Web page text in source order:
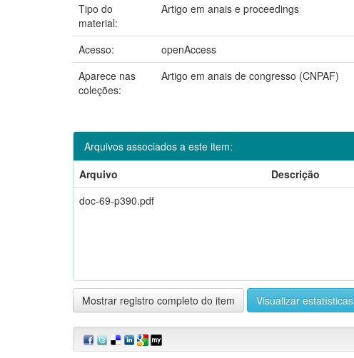
Tipo do
material:
Artigo em anais e proceedings
Acesso:
openAccess
Aparece nas
coleções:
Artigo em anais de congresso (CNPAF)
Arquivos associados a este item:
Arquivo
Descrição
doc-69-p390.pdf
Mostrar registro completo do item Visualizar estatísticas